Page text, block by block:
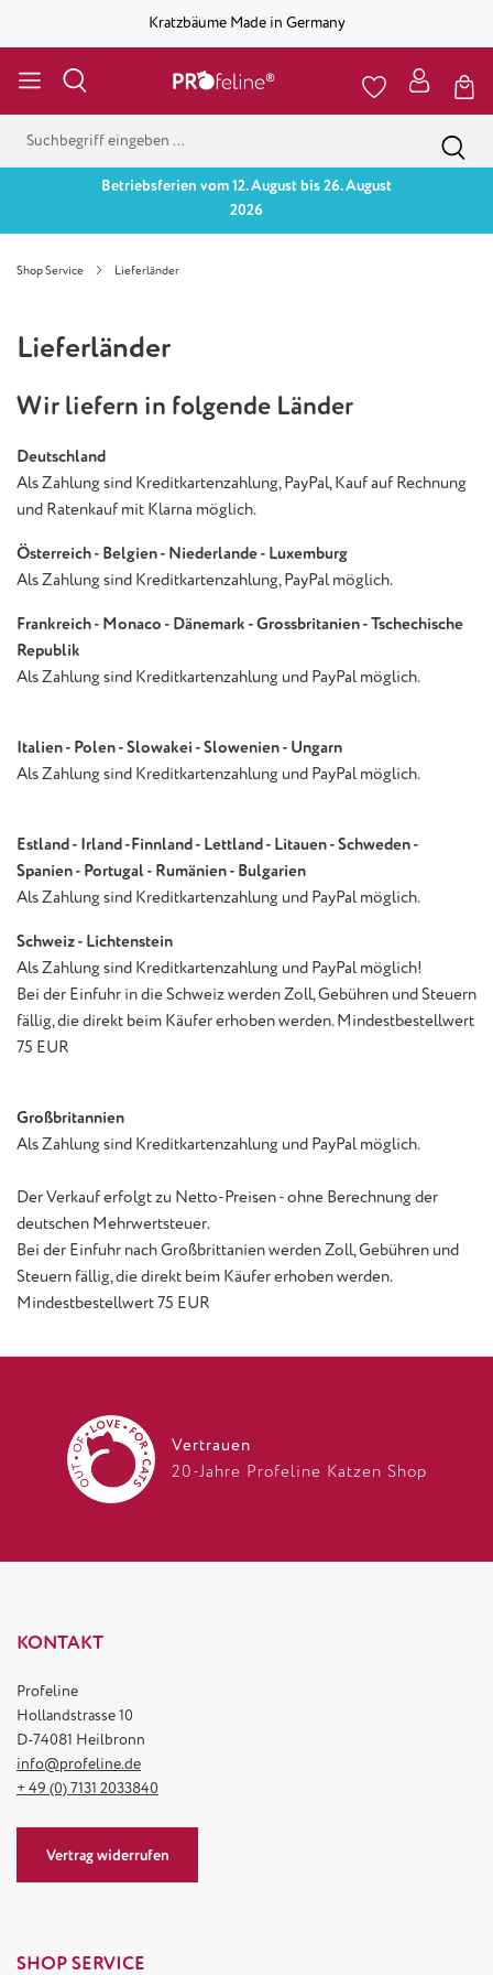
Kratzbäume Made in Germany
Betriebsferien vom 12. August bis 26. August
2026
Shop Service Lieferländer
Lieferländer
Wir liefern in folgende Länder
Deutschland
Als Zahlung sind Kreditkartenzahlung, PayPal, Kauf auf Rechnung
und Ratenkauf mit Klarna möglich.
Österreich - Belgien - Niederlande - Luxemburg
Als Zahlung sind Kreditkartenzahlung, PayPal möglich.
Frankreich - Monaco - Dänemark - Grossbritanien - Tschechische
Republik
Als Zahlung sind Kreditkartenzahlung und PayPal möglich.
Italien - Polen - Slowakei - Slowenien - Ungarn
Als Zahlung sind Kreditkartenzahlung und PayPal möglich.
Estland - Irland -Finnland - Lettland - Litauen - Schweden -
Spanien - Portugal - Rumänien - Bulgarien
Als Zahlung sind Kreditkartenzahlung und PayPal möglich.
Schweiz - Lichtenstein
Als Zahlung sind Kreditkartenzahlung und PayPal möglich!
Bei der Einfuhr in die Schweiz werden Zoll, Gebühren und Steuern
fällig, die direkt beim Käufer erhoben werden. Mindestbestellwert
75 EUR
Großbritannien
Als Zahlung sind Kreditkartenzahlung und PayPal möglich.
Der Verkauf erfolgt zu Netto-Preisen - ohne Berechnung der
deutschen Mehrwertsteuer.
Bei der Einfuhr nach Großbrittanien werden Zoll, Gebühren und
Steuern fällig, die direkt beim Käufer erhoben werden.
Mindestbestellwert 75 EUR
Vertrauen
20-Jahre Profeline Katzen Shop
KONTAKT
Profeline
Hollandstrasse 10
D-74081 Heilbronn
info@profeline.de
+ 49 (0) 7131 2033840
Vertrag widerrufen
SHOP SERVICE